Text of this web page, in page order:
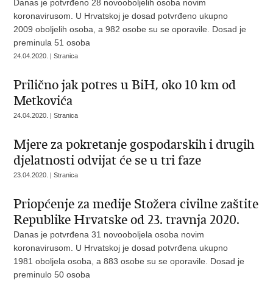
Danas je potvrđeno 28 novooboljelih osoba novim
koronavirusom. U Hrvatskoj je dosad potvrđeno ukupno
2009 oboljelih osoba, a 982 osobe su se oporavile. Dosad je
preminula 51 osoba
24.04.2020. | Stranica
Prilično jak potres u BiH, oko 10 km od
Metkovića
24.04.2020. | Stranica
Mjere za pokretanje gospodarskih i drugih
djelatnosti odvijat će se u tri faze
23.04.2020. | Stranica
Priopćenje za medije Stožera civilne zaštite
Republike Hrvatske od 23. travnja 2020.
Danas je potvrđena 31 novooboljela osoba novim
koronavirusom. U Hrvatskoj je dosad potvrđena ukupno
1981 oboljela osoba, a 883 osobe su se oporavile. Dosad je
preminulo 50 osoba